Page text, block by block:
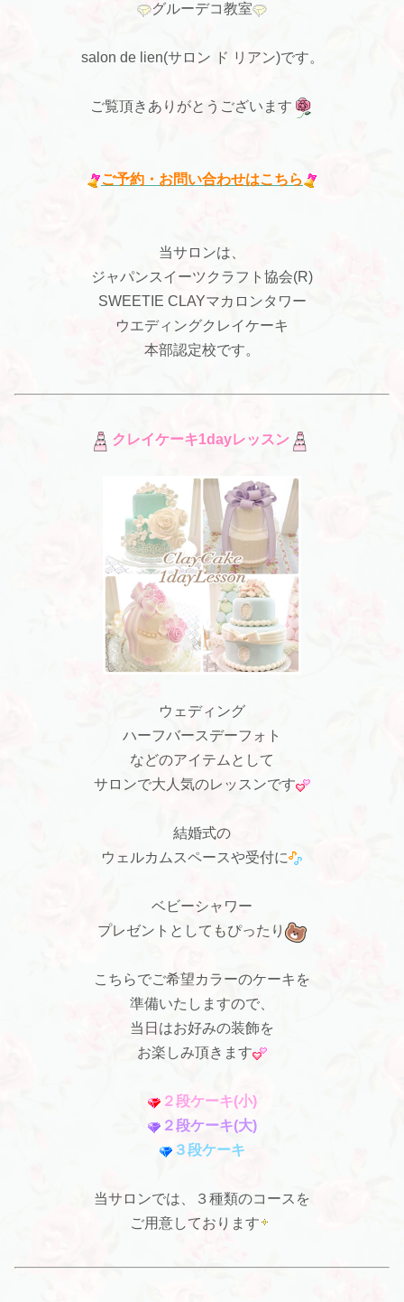
グルーデコ教室
salon de lien(サロン ド リアン)です。
ご覧頂きありがとうございます
ご予約・お問い合わせはこちら
当サロンは、
ジャパンスイーツクラフト協会(R)
SWEETIE CLAYマカロンタワー
ウエディングクレイケーキ
本部認定校です。
クレイケーキ1dayレッスン
ウェディング
ハーフバースデーフォト
などのアイテムとして
サロンで大人気のレッスンです
結婚式の
ウェルカムスペースや受付に
ベビーシャワー
プレゼントとしてもぴったり
こちらでご希望カラーのケーキを
準備いたしますので、
当日はお好みの装飾を
お楽しみ頂きます
２段ケーキ(小)
２段ケーキ(大)
３段ケーキ
当サロンでは、３種類のコースを
ご用意しております